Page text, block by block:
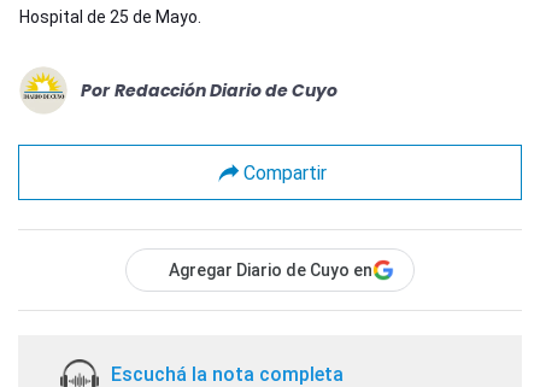
Hospital de 25 de Mayo.
Por Redacción Diario de Cuyo
Compartir
Agregar Diario de Cuyo en
Escuchá la nota completa